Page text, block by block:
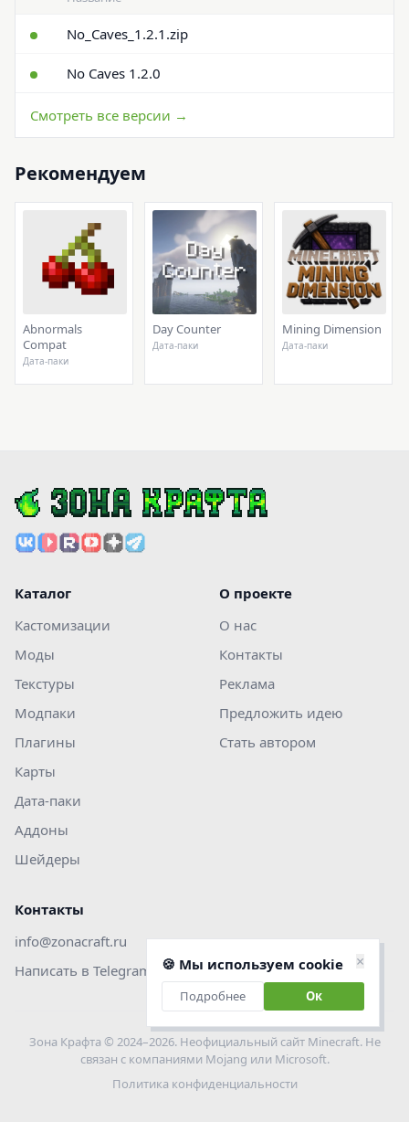
No_Caves_1.2.1.zip
No Caves 1.2.0
Смотреть все версии →
Рекомендуем
Abnormals
Compat
Дата-паки
Day Counter
Дата-паки
Mining Dimension
Дата-паки
Каталог
Кастомизации
Моды
Текстуры
Модпаки
Плагины
Карты
Дата-паки
Аддоны
Шейдеры
О проекте
О нас
Контакты
Реклама
Предложить идею
Стать автором
Контакты
info@zonacraft.ru
Написать в Telegram
Зона Крафта © 2024–2026. Неофициальный сайт Minecraft. Не
связан с компаниями Mojang или Microsoft.
Политика конфиденциальности
🍪 Мы используем cookie ×
Подробнее Ок